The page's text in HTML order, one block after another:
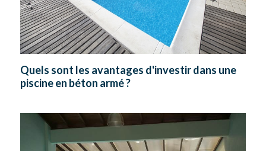
Quels sont les avantages d'investir dans une
piscine en béton armé ?